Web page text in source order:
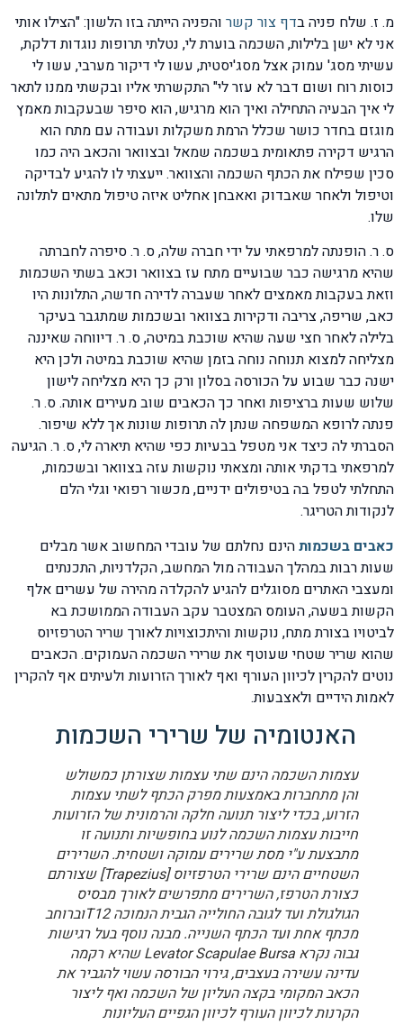
מ. ז. שלח פניה בדף צור קשר והפניה הייתה בזו הלשון: "הצילו אותי
אני לא ישן בלילות, השכמה בוערת לי, נטלתי תרופות נוגדות דלקת,
עשיתי מסג' עמוק אצל מסג'יסטית, עשו לי דיקור מערבי, עשו לי
כוסות רוח ושום דבר לא עזר לי" התקשרתי אליו ובקשתי ממנו לתאר
לי איך הבעיה התחילה ואיך הוא מרגיש, הוא סיפר שבעקבות מאמץ
מוגזם בחדר כושר שכלל הרמת משקלות ועבודה עם מתח הוא
הרגיש דקירה פתאומית בשכמה שמאל ובצוואר והכאב היה כמו
סכין שפילח את הכתף השכמה והצוואר. ייעצתי לו להגיע לבדיקה
וטיפול ולאחר שאבדוק ואאבחן אחליט איזה טיפול מתאים לתלונה
שלו.
ס. ר. הופנתה למרפאתי על ידי חברה שלה, ס. ר. סיפרה לחברתה
שהיא מרגישה כבר שבועיים מתח עז בצוואר וכאב בשתי השכמות
וזאת בעקבות מאמצים לאחר שעברה לדירה חדשה, התלונות היו
כאב, שריפה, צריבה ודקירות בצוואר ובשכמות שמתגבר בעיקר
בלילה לאחר חצי שעה שהיא שוכבת במיטה, ס. ר. דיווחה שאיננה
מצליחה למצוא תנוחה נוחה בזמן שהיא שוכבת במיטה ולכן היא
ישנה כבר שבוע על הכורסה בסלון ורק כך היא מצליחה לישון
שלוש שעות ברציפות ואחר כך הכאבים שוב מעירים אותה. ס. ר.
פנתה לרופא המשפחה שנתן לה תרופות שונות אך ללא שיפור.
הסברתי לה כיצד אני מטפל בבעיות כפי שהיא תיארה לי, ס. ר. הגיעה
למרפאתי בדקתי אותה ומצאתי נוקשות עזה בצוואר ובשכמות,
התחלתי לטפל בה בטיפולים ידניים, מכשור רפואי וגלי הלם
לנקודות הטריגר.
כאבים בשכמותהינם נחלתם של עובדי המחשוב אשר מבלים
שעות רבות במהלך העבודה מול המחשב, הקלדניות, התכנתים
ומעצבי האתרים מסוגלים להגיע להקלדה מהירה של עשרים אלף
הקשות בשעה, העומס המצטבר עקב העבודה הממושכת בא
לביטויו בצורת מתח, נוקשות והיתכוצויות לאורך שריר הטרפזיוס
שהוא שריר שטחי שעוטף את שרירי השכמה העמוקים. הכאבים
נוטים להקרין לכיוון העורף ואף לאורך הזרועות ולעיתים אף להקרין
לאמות הידיים ולאצבעות.
האנטומיה של שרירי השכמות
עצמות השכמה הינם שתי עצמות שצורתן כמשולש
והן מתחברות באמצעות מפרק הכתף לשתי עצמות
הזרוע, בכדי ליצור תנועה חלקה והרמונית של הזרועות
חייבות עצמות השכמה לנוע בחופשיות ותנועה זו
מתבצעת ע"י מסת שרירים עמוקה ושטחית. השרירים
השטחיים הינם שרירי הטרפזיוס [Trapezius] שצורתם
כצורת הטרפז, השרירים מתפרשים לאורך מבסיס
הגולגולת ועד לגובה החולייה הגבית הנמוכה T12וברוחב
מכתף אחת ועד הכתף השנייה. מבנה נוסף בעל רגישות
גבוה נקרא Levator Scapulae Bursa שהיא רקמה
עדינה עשירה בעצבים, גירוי הבורסה עשוי להגביר את
הכאב המקומי בקצה העליון של השכמה ואף ליצור
הקרנות לכיוון העורף לכיוון הגפיים העליונות